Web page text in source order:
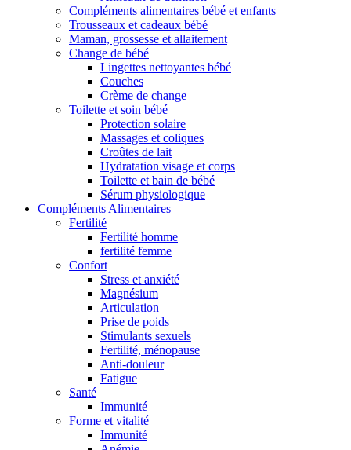
Compléments alimentaires bébé et enfants
Trousseaux et cadeaux bébé
Maman, grossesse et allaitement
Change de bébé
Lingettes nettoyantes bébé
Couches
Crème de change
Toilette et soin bébé
Protection solaire
Massages et coliques
Croûtes de lait
Hydratation visage et corps
Toilette et bain de bébé
Sérum physiologique
Compléments Alimentaires
Fertilité
Fertilité homme
fertilité femme
Confort
Stress et anxiété
Magnésium
Articulation
Prise de poids
Stimulants sexuels
Fertilité, ménopause
Anti-douleur
Fatigue
Santé
Immunité
Forme et vitalité
Immunité